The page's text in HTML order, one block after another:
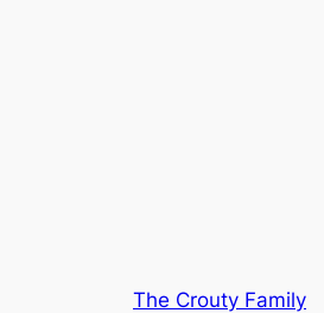
The Crouty Family